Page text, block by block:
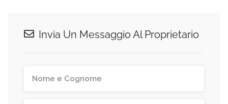
Invia Un Messaggio Al Proprietario